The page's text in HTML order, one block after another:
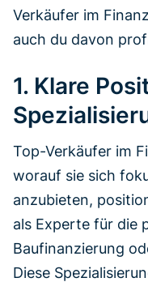
Verkäufer im
auch du davon
1. Klare
Top-Verkäufer im
worauf sie sich
anzubieten,
als Experte für die
Baufinanzierung
Diese